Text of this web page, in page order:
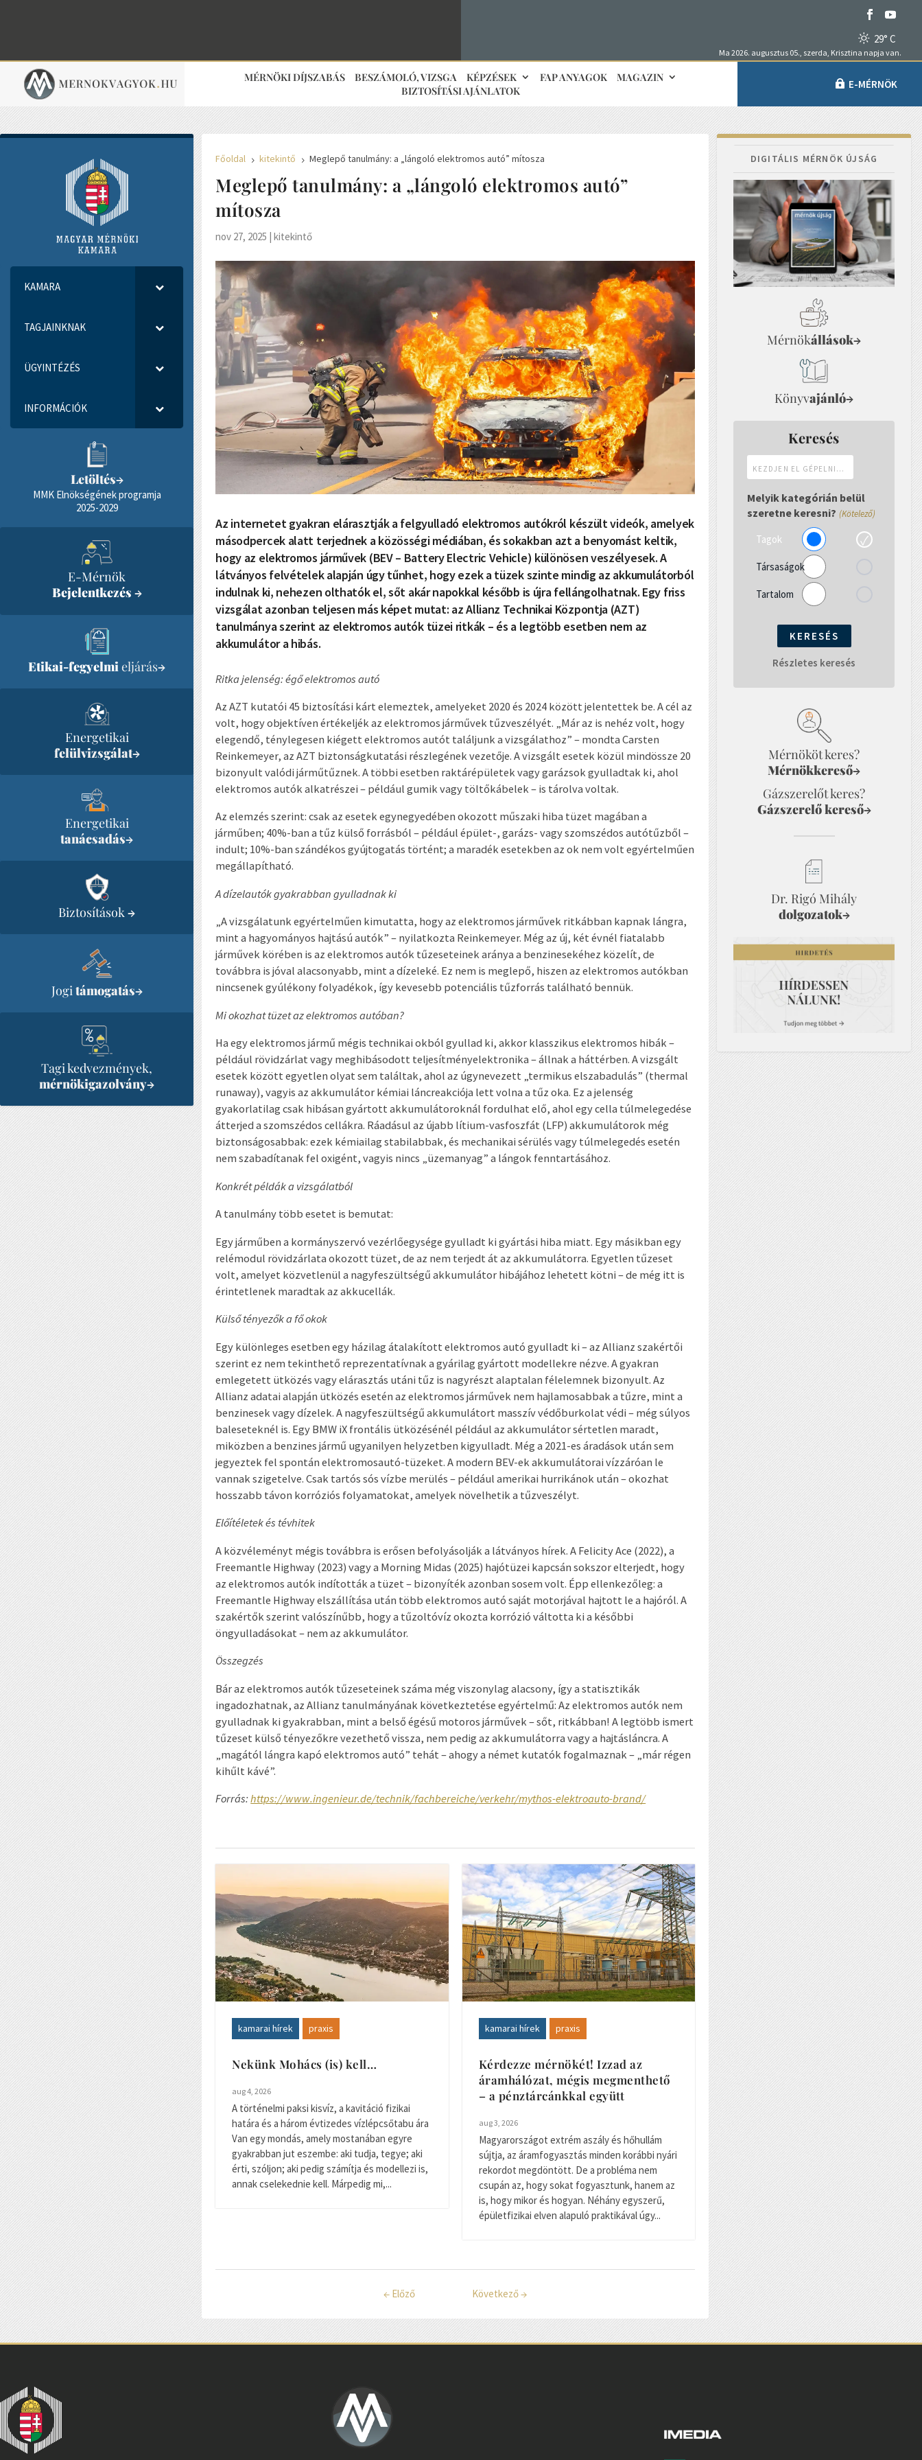
29° C
Ma 2026. augusztus 05., szerda, Krisztina napja van.
MÉRNÖKI DÍJSZABÁS BESZÁMOLÓ, VIZSGA KÉPZÉSEK FAP ANYAGOK
MAGAZIN
BIZTOSÍTÁSI AJÁNLATOK
E-MÉRNÖK
KAMARA
TAGJAINKNAK
ÜGYINTÉZÉS
INFORMÁCIÓK
Letöltés→
MMK Elnökségének programja
2025-2029
E-Mérnök
Bejelentkezés →
Etikai-fegyelmieljárás→
Energetikai
felülvizsgálat→
Energetikai
tanácsadás→
Biztosítások→
Jogi támogatás→
Tagi kedvezmények,
mérnökigazolvány→
Főoldal 5 kitekintő 5 Meglepő tanulmány: a „lángoló elektromos autó” mítosza
Meglepő tanulmány: a „lángoló elektromos autó”
mítosza
nov 27, 2025 |kitekintő
Az internetet gyakran elárasztják a felgyulladó elektromos autókról készült videók, amelyek
másodpercek alatt terjednek a közösségi médiában, és sokakban azt a benyomást keltik,
hogy az elektromos járművek (BEV – Battery Electric Vehicle) különösen veszélyesek. A
látványos felvételek alapján úgy tűnhet, hogy ezek a tüzek szinte mindig az akkumulátorból
indulnak ki, nehezen olthatók el, sőt akár napokkal később is újra fellángolhatnak. Egy friss
vizsgálat azonban teljesen más képet mutat: az Allianz Technikai Központja (AZT)
tanulmánya szerint az elektromos autók tüzei ritkák – és a legtöbb esetben nem az
akkumulátor a hibás.
Ritka jelenség: égő elektromos autó
Az AZT kutatói 45 biztosítási kárt elemeztek, amelyeket 2020 és 2024 között jelentettek be. A cél az
volt, hogy objektíven értékeljék az elektromos járművek tűzveszélyét. „Már az is nehéz volt, hogy
elegendő, ténylegesen kiégett elektromos autót találjunk a vizsgálathoz” – mondta Carsten
Reinkemeyer, az AZT biztonságkutatási részlegének vezetője. A vizsgált esetek közül mindössze 20
bizonyult valódi járműtűznek. A többi esetben raktárépületek vagy garázsok gyulladtak ki, ahol
elektromos autók alkatrészei – például gumik vagy töltőkábelek – is tárolva voltak.
Az elemzés szerint: csak az esetek egynegyedében okozott műszaki hiba tüzet magában a
járműben; 40%-ban a tűz külső forrásból – például épület-, garázs- vagy szomszédos autótűzből –
indult; 10%-ban szándékos gyújtogatás történt; a maradék esetekben az ok nem volt egyértelműen
megállapítható.
A dízelautók gyakrabban gyulladnak ki
„A vizsgálatunk egyértelműen kimutatta, hogy az elektromos járművek ritkábban kapnak lángra,
mint a hagyományos hajtású autók” – nyilatkozta Reinkemeyer. Még az új, két évnél fiatalabb
járművek körében is az elektromos autók tűzeseteinek aránya a benzinesekéhez közelít, de
továbbra is jóval alacsonyabb, mint a dízeleké. Ez nem is meglepő, hiszen az elektromos autókban
nincsenek gyúlékony folyadékok, így kevesebb potenciális tűzforrás található bennük.
Mi okozhat tüzet az elektromos autóban?
Ha egy elektromos jármű mégis technikai okból gyullad ki, akkor klasszikus elektromos hibák –
például rövidzárlat vagy meghibásodott teljesítményelektronika – állnak a háttérben. A vizsgált
esetek között egyetlen olyat sem találtak, ahol az úgynevezett „termikus elszabadulás” (thermal
runaway), vagyis az akkumulátor kémiai láncreakciója lett volna a tűz oka. Ez a jelenség
gyakorlatilag csak hibásan gyártott akkumulátoroknál fordulhat elő, ahol egy cella túlmelegedése
átterjed a szomszédos cellákra. Ráadásul az újabb lítium-vasfoszfát (LFP) akkumulátorok még
biztonságosabbak: ezek kémiailag stabilabbak, és mechanikai sérülés vagy túlmelegedés esetén
nem szabadítanak fel oxigént, vagyis nincs „üzemanyag” a lángok fenntartásához.
Konkrét példák a vizsgálatból
A tanulmány több esetet is bemutat:
Egy járműben a kormányszervó vezérlőegysége gyulladt ki gyártási hiba miatt. Egy másikban egy
relémodul rövidzárlata okozott tüzet, de az nem terjedt át az akkumulátorra. Egyetlen tűzeset
volt, amelyet közvetlenül a nagyfeszültségű akkumulátor hibájához lehetett kötni – de még itt is
érintetlenek maradtak az akkucellák.
Külső tényezők a fő okok
Egy különleges esetben egy házilag átalakított elektromos autó gyulladt ki – az Allianz szakértői
szerint ez nem tekinthető reprezentatívnak a gyárilag gyártott modellekre nézve. A gyakran
emlegetett ütközés vagy elárasztás utáni tűz is nagyrészt alaptalan félelemnek bizonyult. Az
Allianz adatai alapján ütközés esetén az elektromos járművek nem hajlamosabbak a tűzre, mint a
benzinesek vagy dízelek. A nagyfeszültségű akkumulátort masszív védőburkolat védi – még súlyos
baleseteknél is. Egy BMW iX frontális ütközésénél például az akkumulátor sértetlen maradt,
miközben a benzines jármű ugyanilyen helyzetben kigyulladt. Még a 2021-es áradások után sem
jegyeztek fel spontán elektromosautó-tüzeket. A modern BEV-ek akkumulátorai vízzáróan le
vannak szigetelve. Csak tartós sós vízbe merülés – például amerikai hurrikánok után – okozhat
hosszabb távon korróziós folyamatokat, amelyek növelhetik a tűzveszélyt.
Előítéletek és tévhitek
A közvéleményt mégis továbbra is erősen befolyásolják a látványos hírek. A Felicity Ace (2022), a
Freemantle Highway (2023) vagy a Morning Midas (2025) hajótüzei kapcsán sokszor elterjedt, hogy
az elektromos autók indították a tüzet – bizonyíték azonban sosem volt. Épp ellenkezőleg: a
Freemantle Highway elszállítása után több elektromos autó saját motorjával hajtott le a hajóról. A
szakértők szerint valószínűbb, hogy a tűzoltóvíz okozta korrózió váltotta ki a későbbi
öngyulladásokat – nem az akkumulátor.
Összegzés
Bár az elektromos autók tűzeseteinek száma még viszonylag alacsony, így a statisztikák
ingadozhatnak, az Allianz tanulmányának következtetése egyértelmű: Az elektromos autók nem
gyulladnak ki gyakrabban, mint a belső égésű motoros járművek – sőt, ritkábban! A legtöbb ismert
tűzeset külső tényezőkre vezethető vissza, nem pedig az akkumulátorra vagy a hajtásláncra. A
„magától lángra kapó elektromos autó” tehát – ahogy a német kutatók fogalmaznak – „már régen
kihűlt kávé”.
Forrás:https://www.ingenieur.de/technik/fachbereiche/verkehr/mythos-elektroauto-brand/
kamarai hírek praxis
Nekünk Mohács (is) kell…
aug 4, 2026
A történelmi paksi kisvíz, a kavitáció fizikai
határa és a három évtizedes vízlépcsőtabu ára
Van egy mondás, amely mostanában egyre
gyakrabban jut eszembe: aki tudja, tegye; aki
érti, szóljon; aki pedig számítja és modellezi is,
annak cselekednie kell. Márpedig mi,...
kamarai hírek praxis
Kérdezze mérnökét! Izzad az
áramhálózat, mégis megmenthető
– a pénztárcánkkal együtt
aug 3, 2026
Magyarországot extrém aszály és hőhullám
sújtja, az áramfogyasztás minden korábbi nyári
rekordot megdöntött. De a probléma nem
csupán az, hogy sokat fogyasztunk, hanem az
is, hogy mikor és hogyan. Néhány egyszerű,
épületfizikai elven alapuló praktikával úgy...
← Előző Következő→
DIGITÁLIS MÉRNÖK ÚJSÁG
Mérnökállások→
Könyvajánló→
Keresés
el
gépelni...
Melyik kategórián belül
szeretne keresni? (Kötelező)
Tagok
Társaságok
Tartalom
Részletes keresés
Mérnököt keres?
Mérnökkereső→
Gázszerelőt keres?
Gázszerelő kereső→
Dr. Rigó Mihály
dolgozatok→